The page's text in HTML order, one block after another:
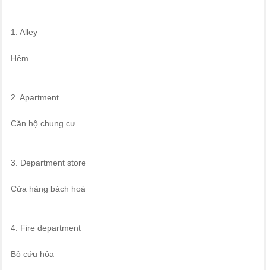
1. Alley
Hẻm
2. Apartment
Căn hộ chung cư
3. Department store
Cửa hàng bách hoá
4. Fire department
Bộ cứu hỏa